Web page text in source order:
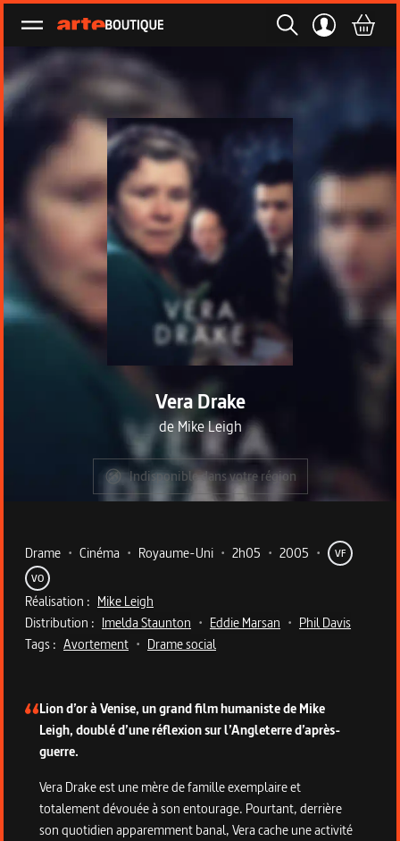
Ouvrir le menu
Vera Drake
deMike Leigh
Indisponible dans votre région
Metadata du programme
Drame • Cinéma • Royaume-Uni • 2h05 • 2005 •
VF
VO
Réalisation : Mike Leigh
Distribution : Imelda Staunton • Eddie Marsan • Phil Davis
Tags : Avortement • Drame social
Lion d’or à Venise, un grand film humaniste de Mike
Leigh, doublé d’une réflexion sur l’Angleterre d’après-
guerre.
Vera Drake est une mère de famille exemplaire et
totalement dévouée à son entourage. Pourtant, derrière
son quotidien apparemment banal, Vera cache une activité